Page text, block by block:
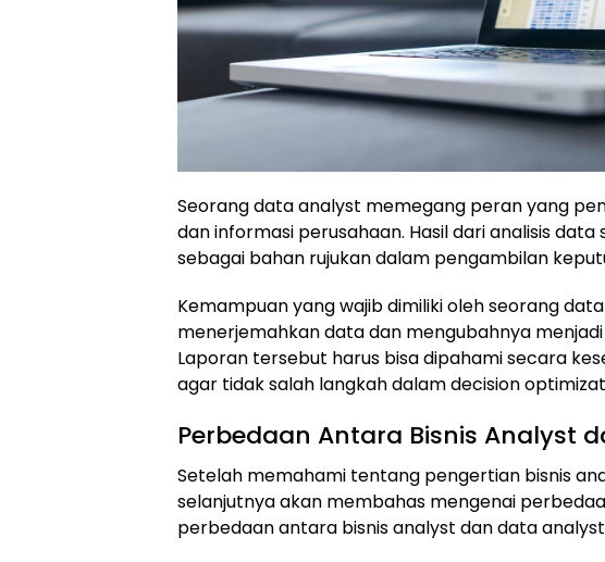
Seorang data analyst memegang peran yang
dan informasi perusahaan. Hasil dari analisis
sebagai bahan rujukan dalam pengambilan
Kemampuan yang wajib dimiliki oleh seorang
menerjemahkan data dan mengubahnya
Laporan tersebut harus bisa dipahami secara
agar tidak salah langkah dalam decision
Perbedaan Antara Bisnis Analyst
Setelah memahami tentang pengertian bisnis
selanjutnya akan membahas mengenai
perbedaan antara bisnis analyst dan data